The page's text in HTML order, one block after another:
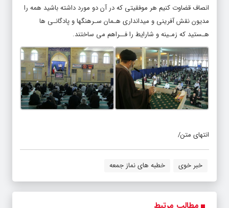
مدیون نقش آفرینی و میدانداری هـمان سـرهنگها و پادگانـی ها
هـستید که زمـینه و شارایط را فــراهم می ساختند.
خبر خوی خطبه های نماز جمعه
مطالب مرتبط